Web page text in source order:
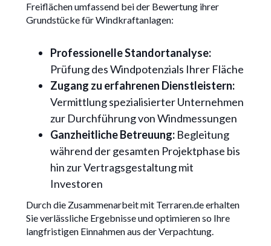
Freiflächen umfassend bei der Bewertung ihrer
Grundstücke für Windkraftanlagen:
Professionelle Standortanalyse:
Prüfung des Windpotenzials Ihrer Fläche
Zugang zu erfahrenen Dienstleistern:
Vermittlung spezialisierter Unternehmen
zur Durchführung von Windmessungen
Ganzheitliche Betreuung:Begleitung
während der gesamten Projektphase bis
hin zur Vertragsgestaltung mit
Investoren
Durch die Zusammenarbeit mit Terraren.de erhalten
Sie verlässliche Ergebnisse und optimieren so Ihre
langfristigen Einnahmen aus der Verpachtung.